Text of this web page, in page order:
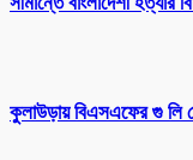
কুলাউড়ায় বিএসএফের গু লি